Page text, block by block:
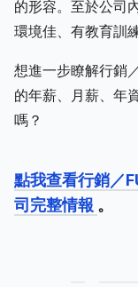
的形容。至於公司
環境佳、有教育訓練
想進一步瞭解行銷
的年薪、月薪、年
嗎？
點我查看行銷／
司完整情報 。